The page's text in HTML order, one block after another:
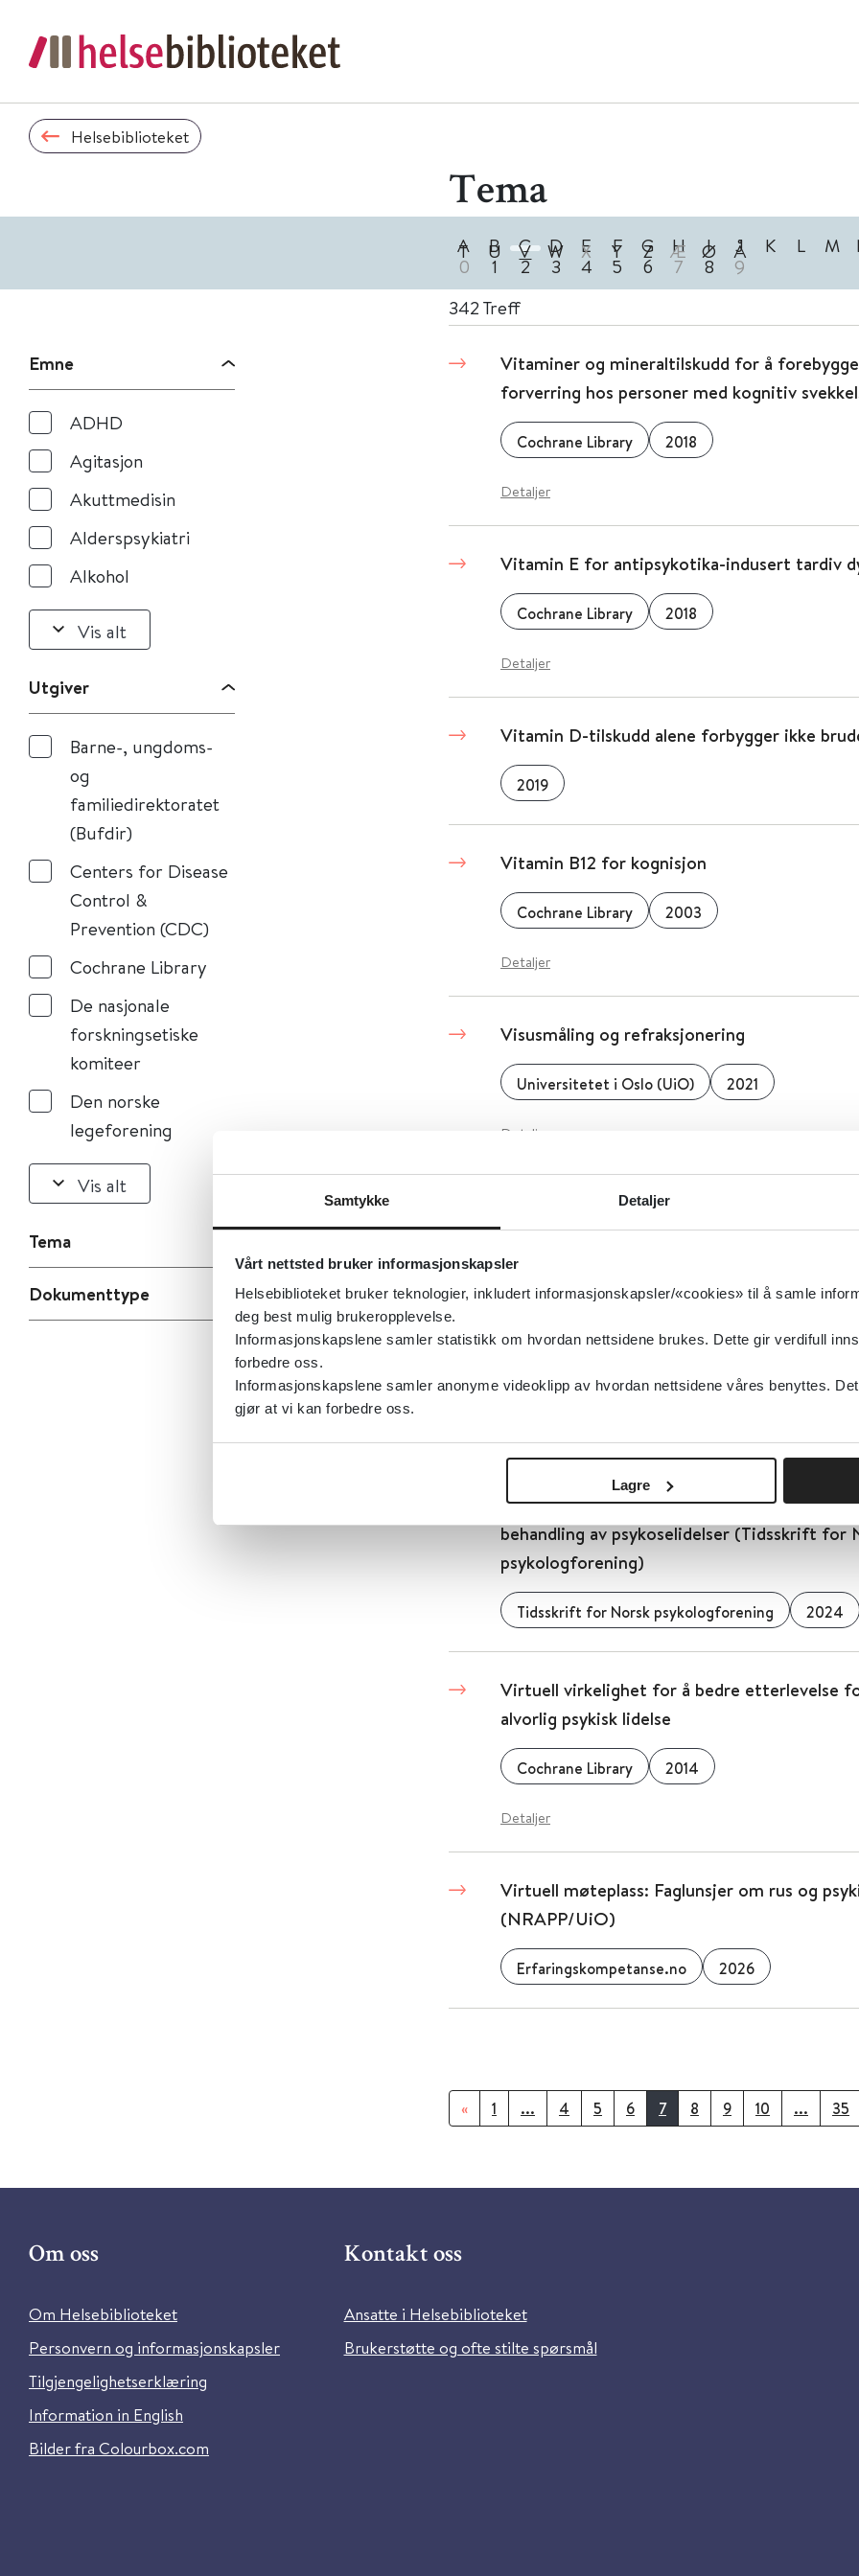
Samtykke Detaljer
Vårt nettsted bruker informasjonskapsler
Helsebiblioteket bruker teknologier, inkludert informasjonskapsler/«cookies» til å samle
deg best mulig brukeropplevelse.
Informasjonskapslene samler statistikk om hvordan nettsidene brukes. Dette gir verdifull
forbedre oss.
Informasjonskapslene samler anonyme videoklipp av hvordan nettsidene våres benyttes.
gjør at vi kan forbedre oss.
Lagre
Helsebiblioteket
Tema
A B C D E F G H I J K L M
T U V W X Y Z Æ Ø Å
0 1 2 3 4 5 6 7 8 9
Emne
ADHD
Agitasjon
Akuttmedisin
Alderspsykiatri
Alkohol
Vis alt
Utgiver
Barne-, ungdoms-
og
familiedirektoratet
(Bufdir)
Centers for Disease
Control &
Prevention (CDC)
Cochrane Library
De nasjonale
forskningsetiske
komiteer
Den norske
legeforening
Vis alt
Tema
Dokumenttype
342 Treff
Vitaminer og mineraltilskudd for å
forverring hos personer med kognitiv
Cochrane Library 2018
Detaljer
Vitamin E for antipsykotika-indusert tardiv
Cochrane Library 2018
Detaljer
Vitamin D-tilskudd alene forbygger ikke
2019
Vitamin B12 for kognisjon
Cochrane Library 2003
Detaljer
Visusmåling og refraksjonering
Universitetet i Oslo (UiO) 2021
Detaljer
Visuell utforskning - bilder som kreativt
Virusinfeksjoner ved immunsvikt
2018
Virtuell virkelighet, virkelig mestring:
behandling av psykoselidelser (Tidsskrift for
psykologforening)
Tidsskrift for Norsk psykologforening 2024
Virtuell virkelighet for å bedre etterlevelse
alvorlig psykisk lidelse
Cochrane Library 2014
Detaljer
Virtuell møteplass: Faglunsjer om rus og
(NRAPP/UiO)
Erfaringskompetanse.no 2026
« 1 ... 4 5 6 7 8 9 10 ... 35
Om oss
Om Helsebiblioteket
Personvern og informasjonskapsler
Tilgjengelighetserklæring
Information in English
Bilder fra Colourbox.com
Kontakt oss
Ansatte i Helsebiblioteket
Brukerstøtte og ofte stilte spørsmål